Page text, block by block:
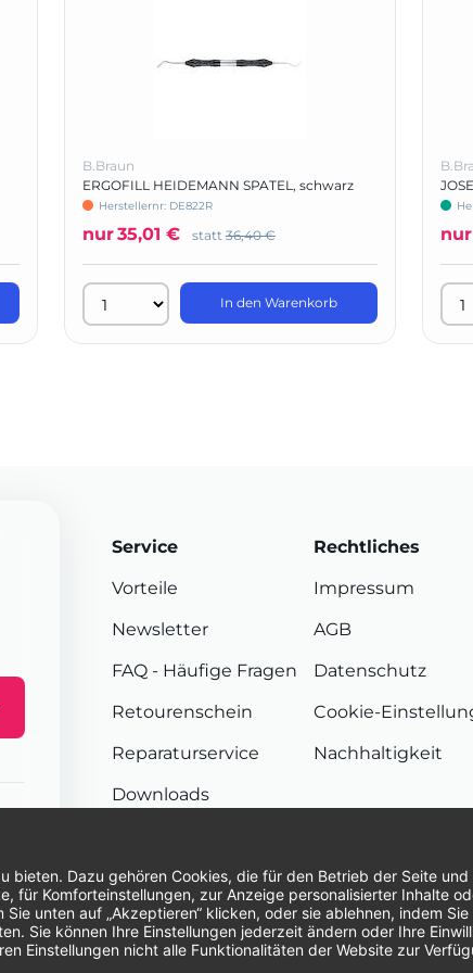
B.Braun
ERGOFILL HEIDEMANN SPATEL, schwarz
Herstellernr: DE822R
nur35,01 € statt 36,40 €
In den Warenkorb
nur
Service
Vorteile
Newsletter
FAQ - Häufige Fragen
Retourenschein
Reparaturservice
Downloads
Rechtliches
Impressum
AGB
Datenschutz
Cookie-
Nachhaltigkeit